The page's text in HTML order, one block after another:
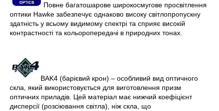
Повне багатошарове широкосмугове просвітлення
оптики Hawke забезпечує однаково високу світлопропускну
здатність у всьому видимому спектрі та сприяє високій
контрастності та кольоропередачі в природних тонах.
BAK4 (барієвий крон) – особливий вид оптичного
скла, який використовується для виготовлення призм
оптичних приладів. Цей матеріал має нижчий коефіцієнт
дисперсії (розсіювання світла), ніж скла, що